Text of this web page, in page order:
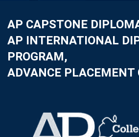
AP CAPSTONE
AP INTERNATIONAL
PROGRAM,
ADVANCE PLACEMENT